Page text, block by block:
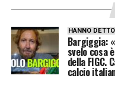
HANNO DETTO
Bargiggia:
svelo cosa
della FIGC.
calcio